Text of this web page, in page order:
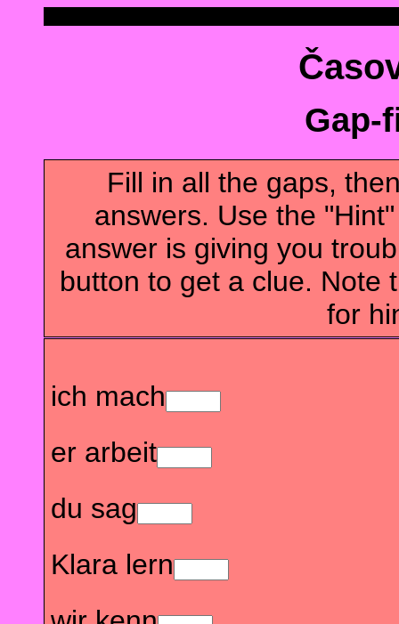
Gap-
Fill in all the gaps,
answers. Use the
answer is giving you
button to get a clue. Note
for
ich mach
er arbeit
du sag
Klara lern